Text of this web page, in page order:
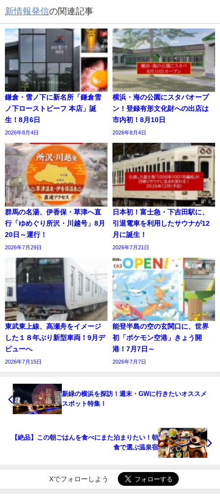
新情報発信の関連記事
鎌倉・雪ノ下に新名所「鎌倉雪
ノ下ローストビーフ 本店」誕
生！8月6日
2026年8月4日
横浜・海の公園にスタバオープ
ン！登録有形文化財への出店は
市内初！8月10日
2026年8月4日
群馬の名湯、伊香保・草津へ直
行「ゆめぐり所沢・川越号」8月
20日～運行！
2026年7月29日
日本初！富士急・下吉田駅に、
引退電車を利用したサウナが12
月に誕生！
2026年7月21日
東武東上線、高瀬舟をイメージ
した１８年ぶり新型車両！9月デ
ビューへ
2026年7月15日
能登半島の空の玄関口に、世界
初「ポケモン空港」きょう開
港！7月7日～
2026年7月7日
新緑の横浜を探訪！週末・GWに行きたいオススメ
スポット特集！
【絶品】この朝ごはんを食べにまた泊まりたい！朝
食で選ぶ温泉宿
Xでフォローしよう